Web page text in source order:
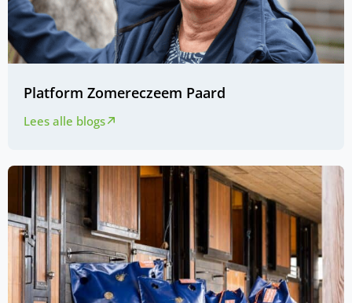
Platform Zomereczeem Paard
Lees alle blogs